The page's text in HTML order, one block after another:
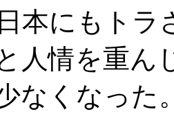
本にもト
人情を重ん
なくなっ